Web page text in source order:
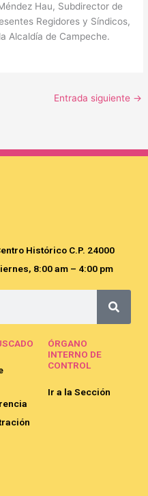
Hau, Subdirector de
Regidores y Síndicos,
Alcaldía de Campeche.
Entrada siguiente →
Histórico C.P. 24000
8:00 am – 4:00 pm
ÓRGANO
INTERNO DE
CONTROL
Ir a la Sección